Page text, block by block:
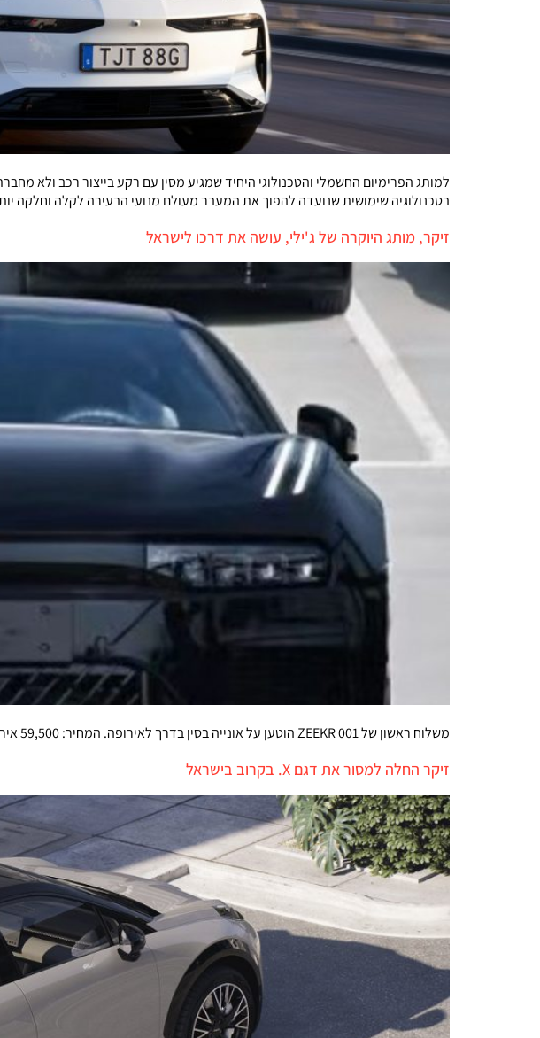
למותג הפרימיום החשמלי והטכנולוגי היחיד שמגיע מסין עם רקע בייצור רכב ולא
בטכנולוגיה שימושית שנועדה להפוך את המעבר מעולם מנועי הבעירה לקלה וחלקה
זיקר, מותג היוקרה של ג'ילי, עושה את דרכו לישראל
משלוח ראשון של 001 ZEEKR הוטען על אונייה בסין בדרך לאירופה. המחיר: 59,500 אירו. מעבר לכתף כבר מציץ הקרוסאובר החשמלי X שיעלה באירופה 45,000 אירו
זיקר החלה למסור את דגם X. בקרוב בישראל